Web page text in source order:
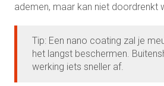
ademen, maar kan niet doordrenkt
Tip: Een nano coating zal je
het langst beschermen.
werking iets sneller af.